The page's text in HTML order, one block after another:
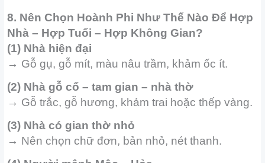
8. Nên Chọn Hoành Phi Như Thế Nào Để Hợp
Nhà – Hợp Tuổi – Hợp Không Gian?
(1) Nhà hiện đại
→ Gỗ gụ, gỗ mít, màu nâu trầm, khảm ốc ít.
(2) Nhà gỗ cổ – tam gian – nhà thờ
→ Gỗ trắc, gỗ hương, khảm trai hoặc thếp vàng.
(3) Nhà có gian thờ nhỏ
→ Nên chọn chữ đơn, bản nhỏ, nét thanh.